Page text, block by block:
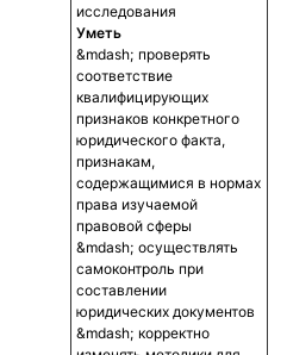
исследования
Уметь
проверять
соответствие
квалифицирующих
признаков конкретного
юридического факта,
признакам,
содержащимися в нормах
права изучаемой
правовой сферы
осуществлять
самоконтроль при
составлении
юридических документов
корректно